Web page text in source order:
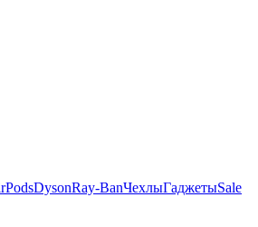
DysonRay-BanЧехлыГаджетыSale